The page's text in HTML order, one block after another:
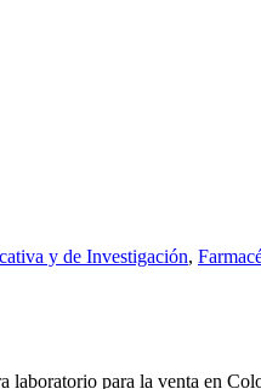
y de Investigación,
laboratorio para la venta en